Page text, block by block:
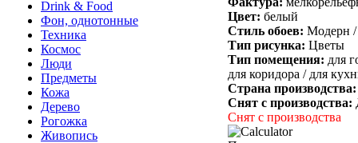
Drink & Food
Фон, однотонные
Техника
Космос
Люди
Предметы
Кожа
Дерево
Рогожка
Живопись
Цвет: белый
Стиль обоев: Модерн /
Тип рисунка: Цветы
Тип помещения: для
для коридора / для
Страна
Снят с производства:
Снят с производства